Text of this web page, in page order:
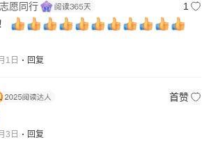
愿同行
1
1日 回复
首赞
3日 回复